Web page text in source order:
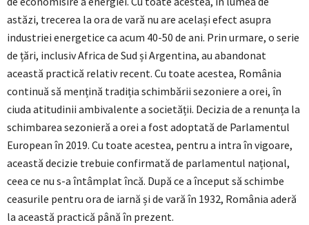
astăzi, trecerea la ora de vară nu are același efect asupra
industriei energetice ca acum 40-50 de ani. Prin urmare, o serie
de țări, inclusiv Africa de Sud și Argentina, au abandonat
această practică relativ recent. Cu toate acestea, România
continuă să mențină tradiția schimbării sezoniere a orei, în
ciuda atitudinii ambivalente a societății. Decizia de a renunța la
schimbarea sezonieră a orei a fost adoptată de Parlamentul
European în 2019. Cu toate acestea, pentru a intra în vigoare,
această decizie trebuie confirmată de parlamentul național,
ceea ce nu s-a întâmplat încă. După ce a început să schimbe
ceasurile pentru ora de iarnă și de vară în 1932, România aderă
la această practică până în prezent.